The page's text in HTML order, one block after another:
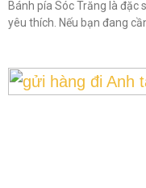
Bánh pía Sóc Trăng là đặc
yêu thích. Nếu bạn đang